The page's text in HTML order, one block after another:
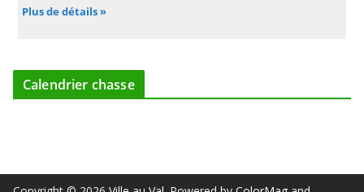
Plus de détails »
Calendrier chasse